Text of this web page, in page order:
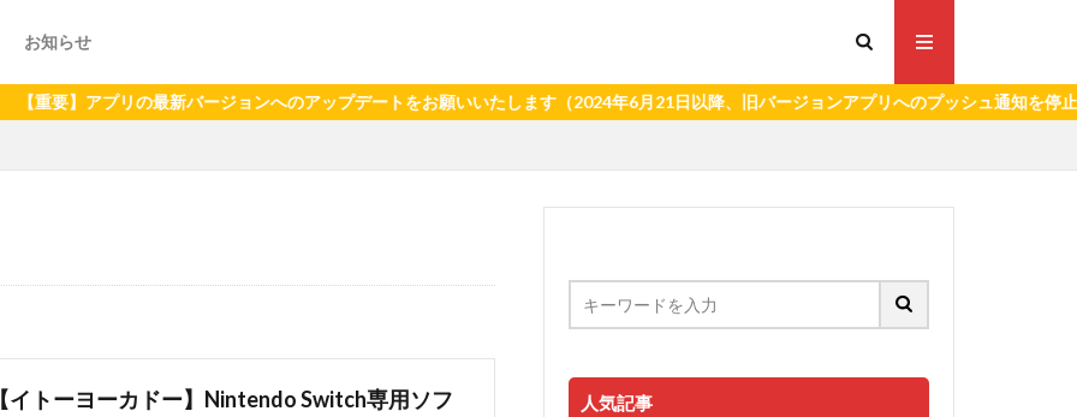
お知らせ
の最新バージョンへのアップデートをお願いいたします（2024年6月21日以降、旧バージョンアプリへのプッシュ通知を停止いたします。
イトーヨーカドー】Nintendo Switch専用ソフ
人気記事